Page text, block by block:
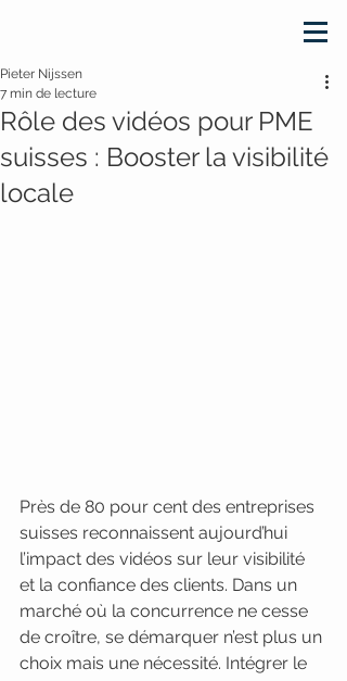
Rôle des vidéos pour PME
suisses : Booster la visibilité
locale
Pieter Nijssen
7 min de lecture
Près de 80 pour cent des entreprises
suisses reconnaissent aujourd’hui
l’impact des vidéos sur leur visibilité
et la confiance des clients. Dans un
marché où la concurrence ne cesse
de croître, se démarquer n’est plus un
choix mais une nécessité. Intégrer le